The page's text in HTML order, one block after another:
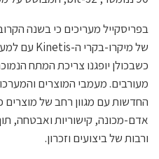
בפריסקייל מעריכים כי בשנה
כשבכולן יופגנו צריכת המתח
מעורבים. מעמבי המוצרים
החדשות עם מגוון רחב של מוצרים
אדם-מכונה, קישוריות ואבטחה,
ורבות של ביצועים וזכרון.